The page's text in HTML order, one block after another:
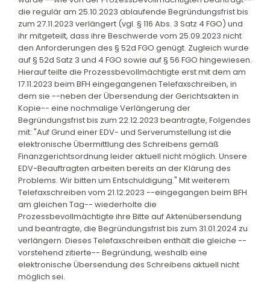
die regulär am 25.10.2023 ablaufende Begründungsfrist bis
zum 27.11.2023 verlängert (vgl. § 116 Abs. 3 Satz 4 FGO) und
ihr mitgeteilt, dass ihre Beschwerde vom 25.09.2023 nicht
den Anforderungen des § 52d FGO genügt. Zugleich wurde
auf § 52d Satz 3 und 4 FGO sowie auf § 56 FGO hingewiesen.
Hierauf teilte die Prozessbevollmächtigte erst mit dem am
17.11.2023 beim BFH eingegangenen Telefaxschreiben, in
dem sie --neben der Übersendung der Gerichtsakten in
Kopie-- eine nochmalige Verlängerung der
Begründungsfrist bis zum 22.12.2023 beantragte, Folgendes
mit: "Auf Grund einer EDV- und Serverumstellung ist die
elektronische Übermittlung des Schreibens gemäß
Finanzgerichtsordnung leider aktuell nicht möglich. Unsere
EDV-Beauftragten arbeiten bereits an der Klärung des
Problems. Wir bitten um Entschuldigung." Mit weiterem
Telefaxschreiben vom 21.12.2023 --eingegangen beim BFH
am gleichen Tag-- wiederholte die
Prozessbevollmächtigte ihre Bitte auf Aktenübersendung
und beantragte, die Begründungsfrist bis zum 31.01.2024 zu
verlängern. Dieses Telefaxschreiben enthält die gleiche --
vorstehend zitierte-- Begründung, weshalb eine
elektronische Übersendung des Schreibens aktuell nicht
möglich sei.